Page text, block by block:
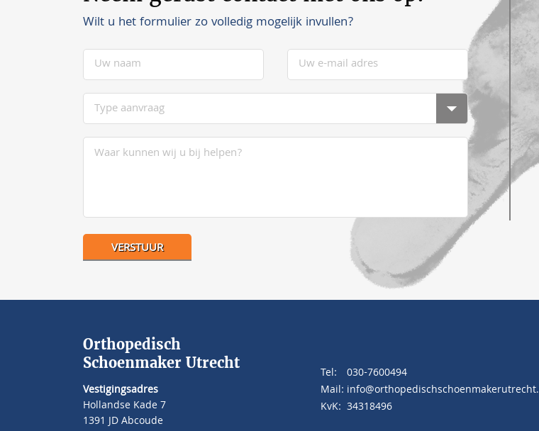
Wilt u het formulier zo volledig mogelijk invullen?
Orthopedisch
Schoenmaker Utrecht
Vestigingsadres
Hollandse Kade 7
1391 JD Abcoude
Tel:
030-7600494
Mail:
KvK: 34318496